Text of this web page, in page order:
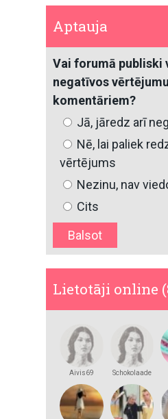
Aptauja
Vai forumā publiski
negatīvos
komentāriem?
Jā, jāredz arī
Nē, lai paliek
vērtējums
Nezinu, nav
Cits
Lietotāji online
Aivis69 Schokolaade